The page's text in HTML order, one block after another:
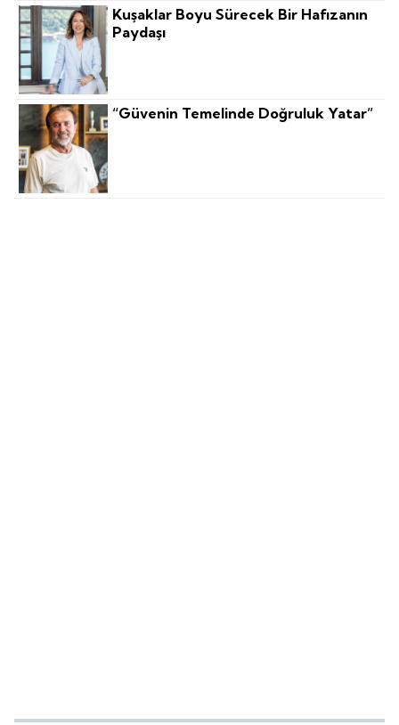
Kuşaklar Boyu Sürecek Bir Hafızanın
Paydaşı
“Güvenin Temelinde Doğruluk Yatar”